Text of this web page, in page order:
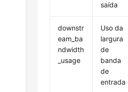
saída
downstr
eam_ba
ndwidth
_usage
Uso da
largura
de
banda
de
entrada